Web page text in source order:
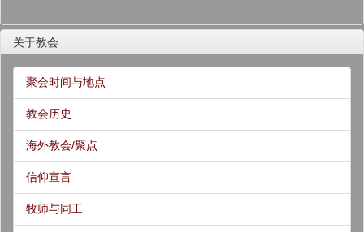
关于教会
聚会时间与地点
教会历史
海外教会/聚点
信仰宣言
牧师与同工